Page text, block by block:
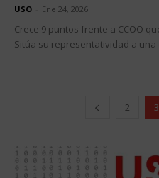
USO Ene 24, 2026
Crece 9 puntos frente a CCOO
Sitúa su representatividad a una
2 3